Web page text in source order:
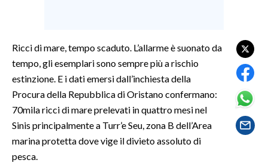
CULTURA
SALUTE
SARDEGNA TURISMO
Ricci di mare, tempo scaduto. L’allarme è suonato da
tempo, gli esemplari sono sempre più a rischio
estinzione. E i dati emersi dall’inchiesta della
Procura della Repubblica di Oristano confermano:
70mila ricci di mare prelevati in quattro mesi nel
Sinis principalmente a Turr’e Seu, zona B dell’Area
marina protetta dove vige il divieto assoluto di
pesca.